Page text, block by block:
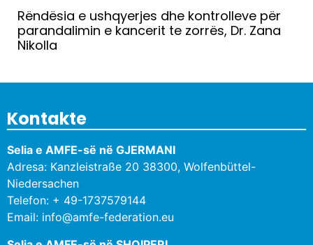
Rëndësia e ushqyerjes dhe kontrolleve për
parandalimin e kancerit te zorrës, Dr. Zana
Nikolla
Kontakte
Selia e AMFE-së në GJERMANI
Adresa: Kanzleistraße 20 38300, Wolfenbüttel-
Niedersachen
Telefon: + 49-1737579144
Email: info@amfe-federation.eu